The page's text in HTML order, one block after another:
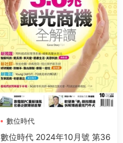
數位時代
數位時代 2024年10月號 第36